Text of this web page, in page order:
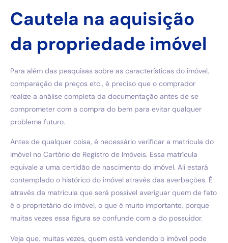
Cautela na aquisição
da propriedade imóvel
Para além das pesquisas sobre as características do imóvel,
comparação de preços etc., é preciso que o comprador
realize a análise completa da documentação antes de se
comprometer com a compra do bem para evitar qualquer
problema futuro.
Antes de qualquer coisa, é necessário verificar a matrícula do
imóvel no Cartório de Registro de Imóveis. Essa matrícula
equivale a uma certidão de nascimento do imóvel. Ali estará
contemplado o histórico do imóvel através das averbações. É
através da matrícula que será possível averiguar quem de fato
é o proprietário do imóvel, o que é muito importante, porque
muitas vezes essa figura se confunde com a do possuidor.
Veja que, muitas vezes, quem está vendendo o imóvel pode